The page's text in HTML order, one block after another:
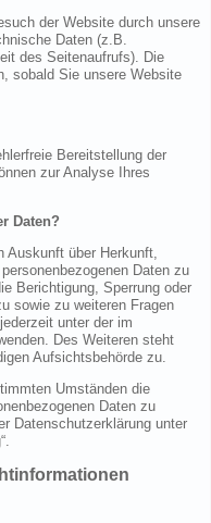
der Website durch unsere
Daten (z.B.
des Seitenaufrufs). Die
sobald Sie unsere Website
Bereitstellung der
zur Analyse Ihres
Daten?
über Herkunft,
Daten zu
Berichtigung, Sperrung oder
sowie zu weiteren Fragen
unter der im
Des Weiteren steht
Aufsichtsbehörde zu.
Umständen die
Daten zu
Datenschutzerklärung unter